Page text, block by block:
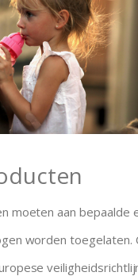
moeten aan
worden